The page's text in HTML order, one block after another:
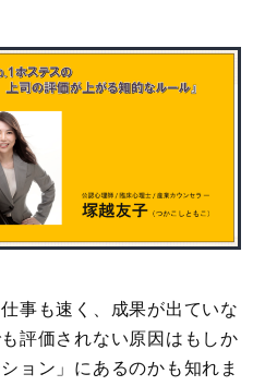
事も速く、成果が出ていな
評価されない原因はもしか
ョン」にあるのかも知れま